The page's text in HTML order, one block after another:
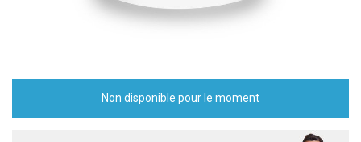
Non disponible pour le moment